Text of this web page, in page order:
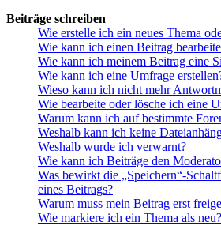
Beiträge schreiben
Wie erstelle ich ein neues Thema
Wie kann ich einen Beitrag
Wie kann ich meinem Beitrag eine
Wie kann ich eine Umfrage
Wieso kann ich nicht mehr
Wie bearbeite oder lösche ich eine
Warum kann ich auf bestimmte
Weshalb kann ich keine
Weshalb wurde ich verwarnt?
Wie kann ich Beiträge den
Was bewirkt die „Speichern“-
eines Beitrags?
Warum muss mein Beitrag erst
Wie markiere ich ein Thema als neu?